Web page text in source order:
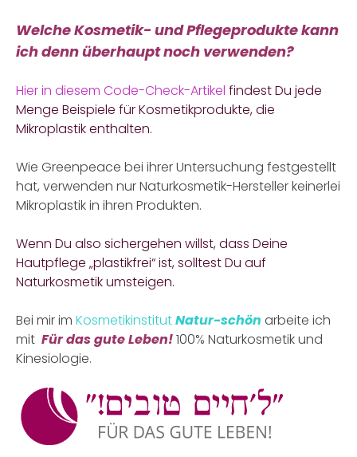
Welche Kosmetik- und Pflegeprodukte kann
ich denn überhaupt noch verwenden?
Hier in diesem Code-Check-Artikel findest Du jede
Menge Beispiele für Kosmetikprodukte, die
Mikroplastik enthalten.
Wie Greenpeace bei ihrer Untersuchung festgestellt
hat, verwenden nur Naturkosmetik-Hersteller keinerlei
Mikroplastik in ihren Produkten.
Wenn Du also sichergehen willst, dass Deine
Hautpflege „plastikfrei“ ist, solltest Du auf
Naturkosmetik umsteigen.
Bei mir im KosmetikinstitutNatur-schön arbeite ich
mit Für das gute Leben!100% Naturkosmetik und
Kinesiologie.